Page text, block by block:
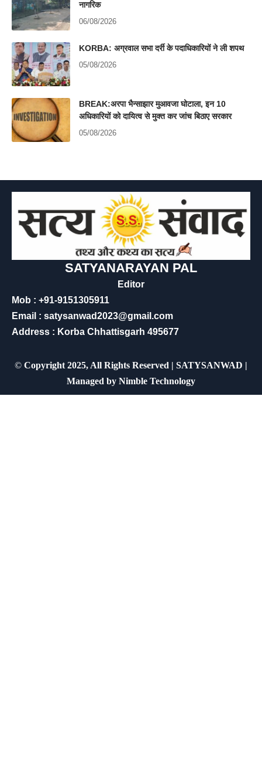
नागरिक
06/08/2026
KORBA: अग्रवाल सभा दर्री के पदाधिकारियों ने ली शपथ
05/08/2026
BREAK:अरपा भैन्साझार मुआवजा घोटाला, इन 10
अधिकारियों को दायित्व से मुक्त कर जांच बिठाए सरकार
05/08/2026
SATYANARAYAN PAL
Editor
Mob : +91-9151305911
Email : satysanwad2023@gmail.com
Address : Korba Chhattisgarh 495677
© Copyright 2025, All Rights Reserved | SATYSANWAD |
Managed by Nimble Technology